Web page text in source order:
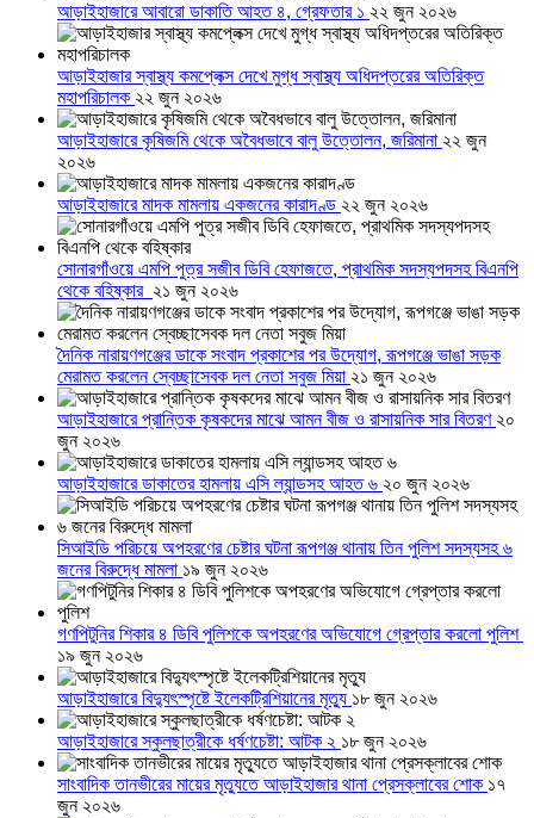
আড়াইহাজারে আবারো ডাকাতি আহত ৪, গ্রেফতার ১ ২২ জুন ২০২৬
আড়াইহাজার স্বাস্থ্য কমপ্লেক্স দেখে মুগ্ধ স্বাস্থ্য অধিদপ্তরের অতিরিক্ত
মহাপরিচালক ২২ জুন ২০২৬
আড়াইহাজারে কৃষিজমি থেকে অবৈধভাবে বালু উত্তোলন, জরিমানা ২২ জুন
২০২৬
আড়াইহাজারে মাদক মামলায় একজনের কারাদণ্ড ২২ জুন ২০২৬
সোনারগাঁওয়ে এমপি পুত্র সজীব ডিবি হেফাজতে, প্রাথমিক সদস্যপদসহ বিএনপি
থেকে বহিষ্কার ২১ জুন ২০২৬
দৈনিক নারায়ণগঞ্জের ডাকে সংবাদ প্রকাশের পর উদ্যোগ, রূপগঞ্জে ভাঙা সড়ক
মেরামত করলেন স্বেচ্ছাসেবক দল নেতা সবুজ মিয়া ২১ জুন ২০২৬
আড়াইহাজারে প্রান্তিক কৃষকদের মাঝে আমন বীজ ও রাসায়নিক সার বিতরণ ২০
জুন ২০২৬
আড়াইহাজারে ডাকাতের হামলায় এসি ল্যান্ডসহ আহত ৬ ২০ জুন ২০২৬
সিআইডি পরিচয়ে অপহরণের চেষ্টার ঘটনা রূপগঞ্জ থানায় তিন পুলিশ সদস্যসহ ৬
জনের বিরুদ্ধে মামলা ১৯ জুন ২০২৬
গণপিটুনির শিকার ৪ ডিবি পুলিশকে অপহরণের অভিযোগে গ্রেপ্তার করলো পুলিশ
১৯ জুন ২০২৬
আড়াইহাজারে বিদ্যুৎস্পৃষ্টে ইলেকট্রিশিয়ানের মৃত্যু ১৮ জুন ২০২৬
আড়াইহাজারে স্কুলছাত্রীকে ধর্ষণচেষ্টা: আটক ২ ১৮ জুন ২০২৬
সাংবাদিক তানভীরের মায়ের মৃত্যুতে আড়াইহাজার থানা প্রেসক্লাবের শোক ১৭
জুন ২০২৬